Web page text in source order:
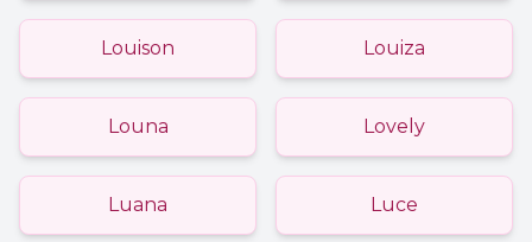
Louison Louiza
Louna Lovely
Luana Luce